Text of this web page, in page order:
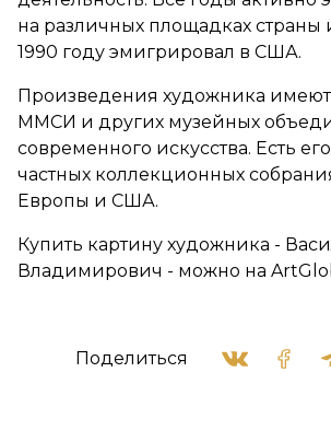
на различных площадках страны
1990 году эмигрировал в США.
Произведения художника
ММСИ и других музейных
современного искусства. Есть
частных коллекционных
Европы и США.
Купить картину художника -
Владимирович - можно на
Поделиться